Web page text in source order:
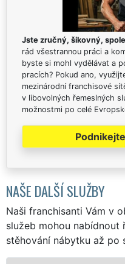
Jste zručný, šikovný,
rád všestrannou práci a
byste si mohl vydělávat a
pracích? Pokud ano,
mezinárodní franchisové
v libovolných řemeslných
možnostmi po celé
NAŠE DALŠÍ SLUŽBY
Naši franchisanti Vám v
služeb mohou nabídnout
stěhování nábytku až po